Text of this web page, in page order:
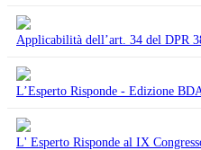
Applicabilità dell’art. 34 del DPR
L’Esperto Risponde - Edizione
L' Esperto Risponde al IX